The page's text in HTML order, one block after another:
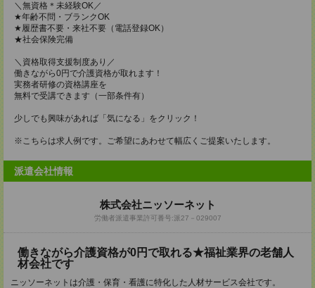
＼無資格＊未経験OK／
★年齢不問・ブランクOK
★履歴書不要・来社不要（電話登録OK）
★社会保険完備
＼資格取得支援制度あり／
働きながら0円で介護資格が取れます！
実務者研修の資格講座を
無料で受講できます（一部条件有）
少しでも興味があれば「気になる」をクリック！
※こちらは求人例です。ご希望にあわせて幅広くご提案いたします。
派遣会社情報
株式会社ニッソーネット
労働者派遣事業許可番号:派27－029007
働きながら介護資格が0円で取れる★福祉業界の老舗人
材会社です
ニッソーネットは介護・保育・看護に特化した人材サービス会社です。